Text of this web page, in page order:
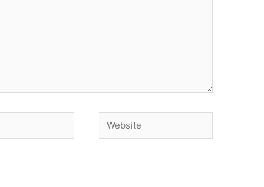
Website